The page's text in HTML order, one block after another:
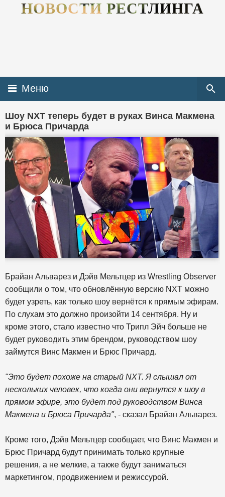
НОВОСТИ РЕСТЛИНГА
Меню
Шоу NXT теперь будет в руках Винса Макмена
и Брюса Причарда
Брайан Альварез и Дэйв Мельтцер из Wrestling Observer
сообщили о том, что обновлённую версию NXT можно
будет узреть, как только шоу вернётся к прямым эфирам.
По слухам это должно произойти 14 сентября. Ну и
кроме этого, стало известно что Трипл Эйч больше не
будет руководить этим брендом, руководством шоу
займутся Винс Макмен и Брюс Причард.
"Это будет похоже на старый NXT. Я слышал от
нескольких человек, что когда они вернутся к шоу в
прямом эфире, это будет под руководством Винса
Макмена и Брюса Причарда", - сказал Брайан Альварез.
Кроме того, Дэйв Мельтцер сообщает, что Винс Макмен и
Брюс Причард будут принимать только крупные
решения, а не мелкие, а также будут заниматься
маркетингом, продвижением и режиссурой.